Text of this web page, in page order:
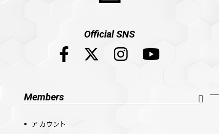
Official SNS
Members
アカウント